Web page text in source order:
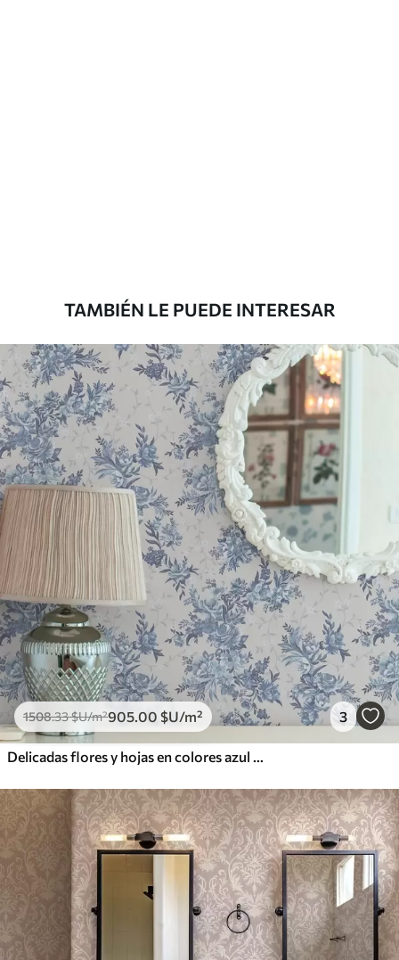
$U
Premium
1808.331085 $U/m²
Vinilo Premium
1990 .00 1194.00 $U/m²
TAMBIÉN LE PUEDE INTERESAR
1508.33$U/m²905.00 $U/m² 3
Delicadas flores y hojas en colores azul y celeste sobre fondo claro